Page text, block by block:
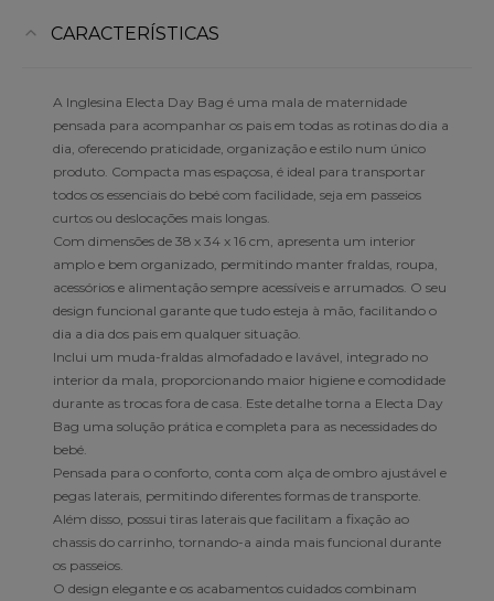
CARACTERÍSTICAS
A Inglesina Electa Day Bag é uma mala de maternidade
pensada para acompanhar os pais em todas as rotinas do dia a
dia, oferecendo praticidade, organização e estilo num único
produto. Compacta mas espaçosa, é ideal para transportar
todos os essenciais do bebé com facilidade, seja em passeios
curtos ou deslocações mais longas.
Com dimensões de 38 x 34 x 16 cm, apresenta um interior
amplo e bem organizado, permitindo manter fraldas, roupa,
acessórios e alimentação sempre acessíveis e arrumados. O seu
design funcional garante que tudo esteja à mão, facilitando o
dia a dia dos pais em qualquer situação.
Inclui um muda-fraldas almofadado e lavável, integrado no
interior da mala, proporcionando maior higiene e comodidade
durante as trocas fora de casa. Este detalhe torna a Electa Day
Bag uma solução prática e completa para as necessidades do
bebé.
Pensada para o conforto, conta com alça de ombro ajustável e
pegas laterais, permitindo diferentes formas de transporte.
Além disso, possui tiras laterais que facilitam a fixação ao
chassis do carrinho, tornando-a ainda mais funcional durante
os passeios.
O design elegante e os acabamentos cuidados combinam